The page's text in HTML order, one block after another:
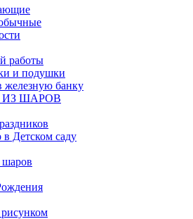
работы
и подушки
железную банку
ШАРОВ
Детском саду
шаров